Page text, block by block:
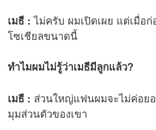
เมธี : ไม่ครับ ผมเปิดเผย แต่เมื่อ
โซเชียลขนาดนี้
ทำไมผมไม่รู้ว่าเมธีมีลูกแล้ว?
เมธี : ส่วนใหญ่แฟนผมจะไม่ค่อย
มุมส่วนตัวของเขา